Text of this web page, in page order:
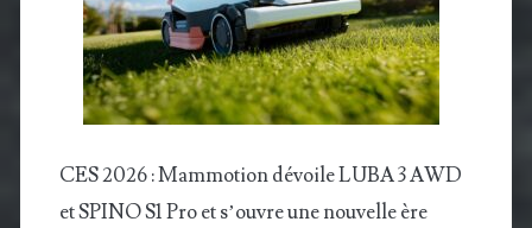
CES 2026 : Mammotion dévoile LUBA 3 AWD
et SPINO S1 Pro et s’ouvre une nouvelle ère